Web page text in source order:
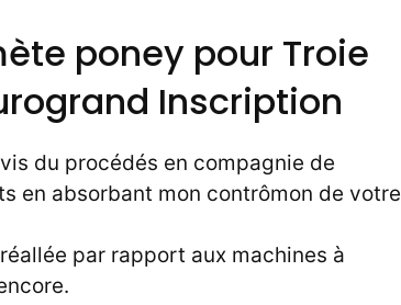
poney pour Troie
Inscription
du procédés en compagnie de
en absorbant mon contrômon de votre
par rapport aux machines à